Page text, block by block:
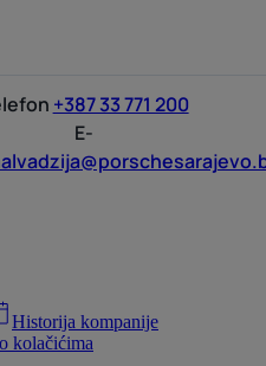
+387 33 771 200
E-
Historija kompanije
kolačićima